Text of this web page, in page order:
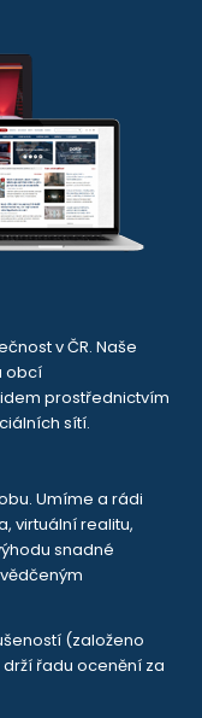
v ČR. Naše
obcí
prostřednictvím
sítí.
Umíme a rádi
virtuální realitu,
snadné
(založeno
drží řadu ocenění za